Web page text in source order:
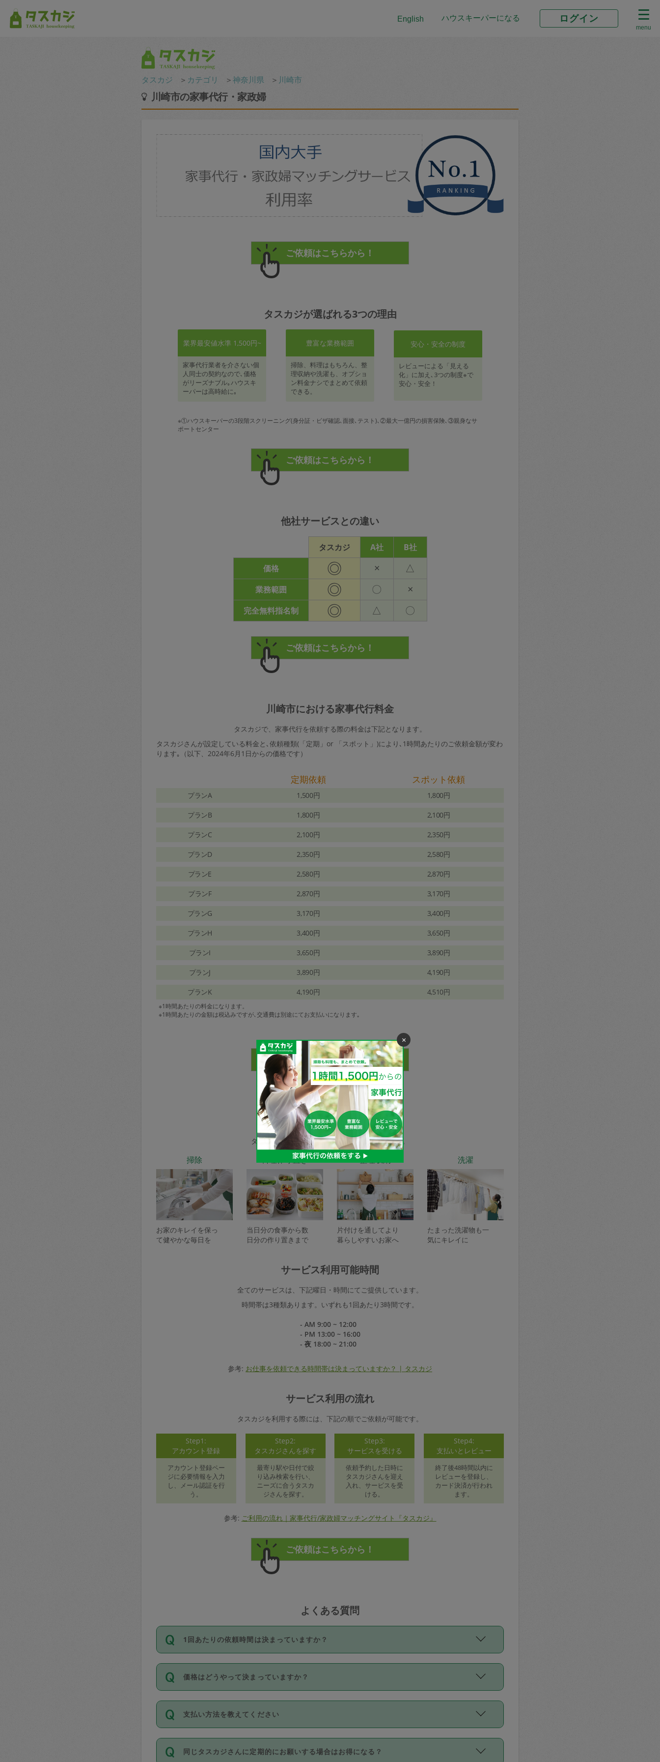
English ハウスキーパーになる ログイン
menu
タスカジ ＞ カテゴリ ＞神奈川県 ＞ 川崎市
川崎市の家事代行・家政婦
タスカジが選ばれる3つの理由
業界最安値水準 1,500円~
家事代行業者を介さない個
人同士の契約なので､価格
がリーズナブル｡ハウスキ
ーパーは高時給に｡
豊富な業務範囲
掃除、料理はもちろん、整
理収納や洗濯も、オプショ
ン料金ナシでまとめて依頼
できる。
安心・安全の制度
レビューによる「見える
化」に加え､3つの制度※で
安心・安全！
※①ハウスキーパーの3段階スクリーニング(身分証・ビザ確認､面接､テスト)､②最大一億円の損害保険､③親身なサ
ポートセンター
他社サービスとの違い
タスカジ A社
B社
価格
◎ × △
業務範囲 ◎ 〇 ×
完全無料指名制 ◎ △ 〇
川崎市における家事代行料金
タスカジで、家事代行を依頼する際の料金は下記となります。
タスカジさんが設定している料金と､依頼種類(「定期」or 「スポット」)により､1時間あたりのご依頼金額が変わ
ります｡（以下、2024年6月1日からの価格です）
定期依頼 スポット依頼
プランA 1,500円 1,800円
プランB 1,800円 2,100円
プランC 2,100円 2,350円
プランD 2,350円 2,580円
プランE 2,580円 2,870円
プランF 2,870円 3,170円
プランG 3,170円 3,400円
プランH 3,400円 3,650円
プランI 3,650円 3,890円
プランJ 3,890円 4,190円
プランK 4,190円 4,510円
※1時間あたりの料金になります。
※1時間あたりの金額は税込みですが､交通費は別途にてお支払いになります｡
家事代行サービスの種類
タスカジで依頼できるサービスは下記となります。
掃除
お家のキレイを保っ
て健やかな毎日を
料理作り置き
当日分の食事から数
日分の作り置きまで
整理収納
片付けを通してより
暮らしやすいお家へ
洗濯
たまった洗濯物も一
気にキレイに
サービス利用可能時間
全てのサービスは、下記曜日・時間にてご提供しています。
時間帯は3種類あります。いずれも1回あたり3時間です。
- AM 9:00 ~ 12:00
- PM 13:00 ~ 16:00
- 夜 18:00 ~ 21:00
参考: お仕事を依頼できる時間帯は決まっていますか？ | タスカジ
サービス利用の流れ
タスカジを利用する際には、下記の順でご依頼が可能です。
Step1:
アカウント登録
アカウント登録ペー
ジに必要情報を入力
し、メール認証を行
う。
Step2:
タスカジさんを探す
最寄り駅や日付で絞
り込み検索を行い、
ニーズに合うタスカ
ジさんを探す。
Step3:
サービスを受ける
依頼予約した日時に
タスカジさんを迎え
入れ、サービスを受
ける。
Step4:
支払いとレビュー
終了後48時間以内に
レビューを登録し、
カード決済が行われ
ます。
参考: ご利用の流れ｜家事代行/家政婦マッチングサイト『タスカジ』
よくある質問
1回あたりの依頼時間は決まっていますか？
依頼1回につき3時間固定です。3時間を超えて依頼したい場合は、延長機能をご利用くださ
い。機能をご利用いただくには、タスカジさんに事前に相談し、合意の上事前申請すること
が必要です。なお、3時間を下回っても、値引き等はございません。
価格はどうやって決まっていますか？
11種類の価格帯の中からタスカジさん自身が価格を選んで設定しています。
タスカジさんの価格設定には最初は制限があり、レビュー件数、レビューの平均値、などで
除々に設定可能な最高額が上がっていく仕組みになっています。
支払い方法を教えてください
お支払方法はクレジットカード（Visa／Master／JCB／AMERICAN EXPRESS／Diners
Club）のみとなります。
同じタスカジさんに定期的にお願いする場合はお得になる？
×